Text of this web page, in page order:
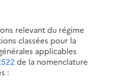
relevant du régime
classées pour la
applicables
de la nomenclature
: